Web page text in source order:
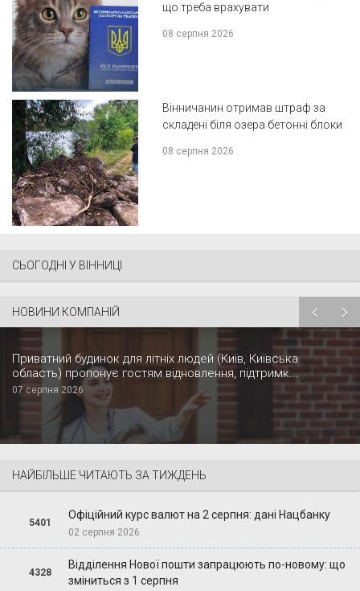
що треба врахувати
08 серпня 2026
Вінничанин отримав штраф за
складені біля озера бетонні блоки
08 серпня 2026
СЬОГОДНІ У ВІННИЦІ
НОВИНИ КОМПАНІЙ
Приватний будинок для літніх людей (Київ, Київська
область) пропонує гостям відновлення, підтримк...
07 серпня 2026
НАЙБІЛЬШЕ ЧИТАЮТЬ ЗА ТИЖДЕНЬ
5401
Офіційний курс валют на 2 серпня: дані Нацбанку
02 серпня 2026
4328
Відділення Нової пошти запрацюють по-новому: що
зміниться з 1 серпня